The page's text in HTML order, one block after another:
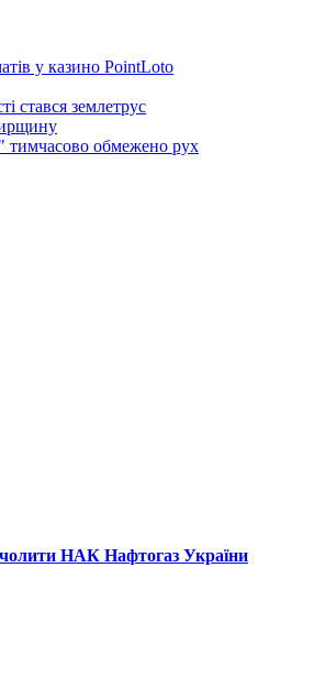
у казино PointLoto
стався землетрус
тимчасово обмежено рух
НАК Нафтогаз України